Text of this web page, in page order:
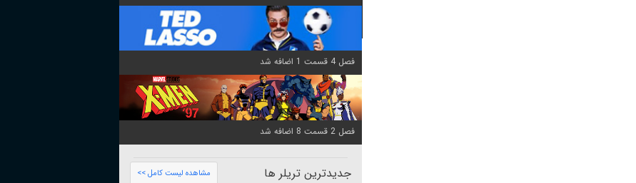
فصل 4 قسمت 1 اضافه شد
فصل 2 قسمت 8 اضافه شد
جدیدترین تریلر ها مشاهده لیست کامل >>